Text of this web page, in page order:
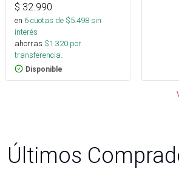
$ 32.990
en 6cuotas de $5.498sin
interés
ahorras $1.320 por
transferencia.
Disponible
Últimos